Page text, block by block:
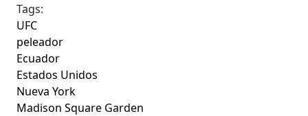
Tags:
UFC
peleador
Ecuador
Estados Unidos
Nueva York
Madison Square Garden